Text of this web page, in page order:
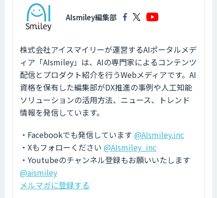
AIsmiley編集部
株式会社アイスマイリーが運営するAIポータルメデ
ィア「AIsmiley」は、AIの専門家によるコンテンツ
配信とプロダクト紹介を行うWebメディアです。AI
資格を保有した編集部がDX推進の事例や人工知能
ソリューションの活用方法、ニュース、トレンド
情報を発信しています。
・Facebookでも発信しています @AIsmiley.inc
・Xもフォローください @AIsmiley_inc
・Youtubeのチャンネル登録もお願いいたします
@aismiley
メルマガに登録する